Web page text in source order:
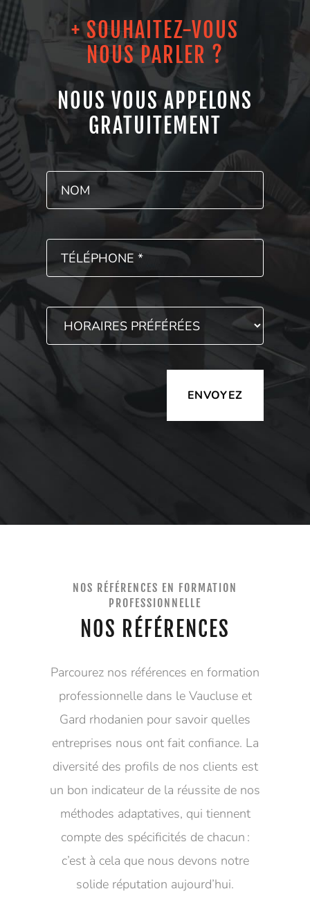
+ SOUHAITEZ-VOUS
NOUS PARLER ?
NOUS VOUS APPELONS
GRATUITEMENT
NOS RÉFÉRENCES EN FORMATION
PROFESSIONNELLE
NOS RÉFÉRENCES
Parcourez nos références en formation
professionnelle dans le Vaucluse et
Gard rhodanien pour savoir quelles
entreprises nous ont fait confiance. La
diversité des profils de nos clients est
un bon indicateur de la réussite de nos
méthodes adaptatives, qui tiennent
compte des spécificités de chacun :
c’est à cela que nous devons notre
solide réputation aujourd’hui.